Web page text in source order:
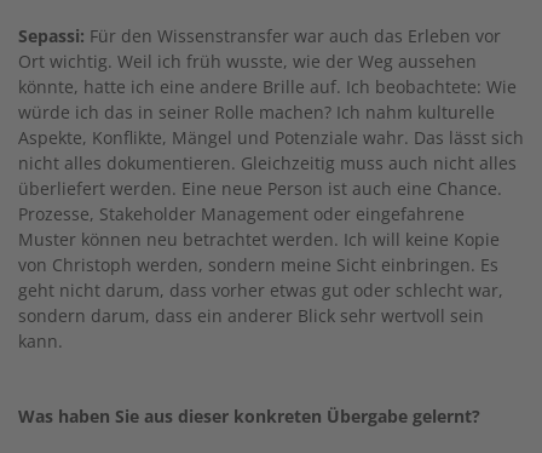
Sepassi: Für den Wissenstransfer war auch das Erleben vor
Ort wichtig. Weil ich früh wusste, wie der Weg aussehen
könnte, hatte ich eine andere Brille auf. Ich beobachtete: Wie
würde ich das in seiner Rolle machen? Ich nahm kulturelle
Aspekte, Konflikte, Mängel und Potenziale wahr. Das lässt sich
nicht alles dokumentieren. Gleichzeitig muss auch nicht alles
überliefert werden. Eine neue Person ist auch eine Chance.
Prozesse, Stakeholder Management oder eingefahrene
Muster können neu betrachtet werden. Ich will keine Kopie
von Christoph werden, sondern meine Sicht einbringen. Es
geht nicht darum, dass vorher etwas gut oder schlecht war,
sondern darum, dass ein anderer Blick sehr wertvoll sein
kann.
Was haben Sie aus dieser konkreten Übergabe gelernt?